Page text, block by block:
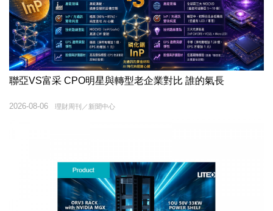
聯亞VS富采 CPO明星與轉型老企業對比 誰的氣長
理財周刊／新聞中心
2026-08-06